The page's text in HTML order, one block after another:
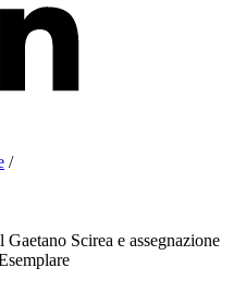
/
Scirea e assegnazione